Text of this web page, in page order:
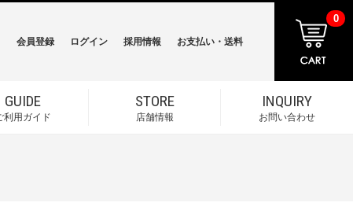
GUIDE
利用ガイド
STORE
店舗情報
INQUIRY
お問い合わせ
会員登録 ログイン 採用情報 お支払い・送料
0